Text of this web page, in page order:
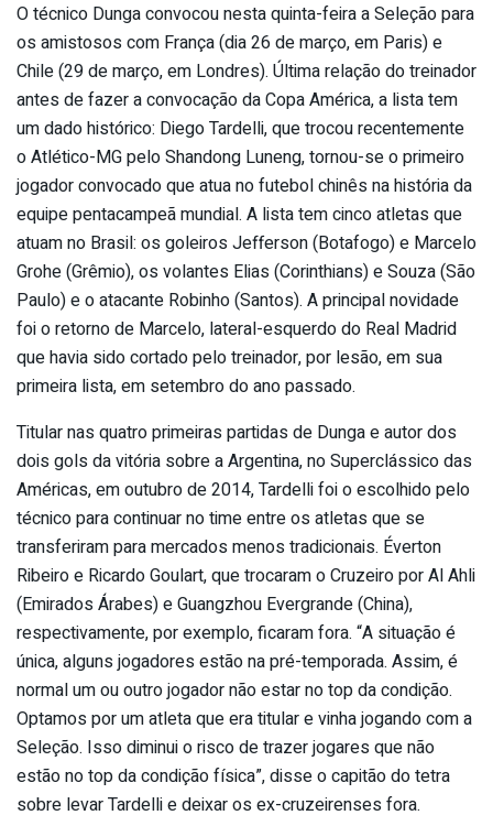
O técnico Dunga convocou nesta quinta-feira a Seleção para
os amistosos com França (dia 26 de março, em Paris) e
Chile (29 de março, em Londres). Última relação do treinador
antes de fazer a convocação da Copa América, a lista tem
um dado histórico: Diego Tardelli, que trocou recentemente
o Atlético-MG pelo Shandong Luneng, tornou-se o primeiro
jogador convocado que atua no futebol chinês na história da
equipe pentacampeã mundial. A lista tem cinco atletas que
atuam no Brasil: os goleiros Jefferson (Botafogo) e Marcelo
Grohe (Grêmio), os volantes Elias (Corinthians) e Souza (São
Paulo) e o atacante Robinho (Santos). A principal novidade
foi o retorno de Marcelo, lateral-esquerdo do Real Madrid
que havia sido cortado pelo treinador, por lesão, em sua
primeira lista, em setembro do ano passado.
Titular nas quatro primeiras partidas de Dunga e autor dos
dois gols da vitória sobre a Argentina, no Superclássico das
Américas, em outubro de 2014, Tardelli foi o escolhido pelo
técnico para continuar no time entre os atletas que se
transferiram para mercados menos tradicionais. Éverton
Ribeiro e Ricardo Goulart, que trocaram o Cruzeiro por Al Ahli
(Emirados Árabes) e Guangzhou Evergrande (China),
respectivamente, por exemplo, ficaram fora. “A situação é
única, alguns jogadores estão na pré-temporada. Assim, é
normal um ou outro jogador não estar no top da condição.
Optamos por um atleta que era titular e vinha jogando com a
Seleção. Isso diminui o risco de trazer jogares que não
estão no top da condição física”, disse o capitão do tetra
sobre levar Tardelli e deixar os ex-cruzeirenses fora.